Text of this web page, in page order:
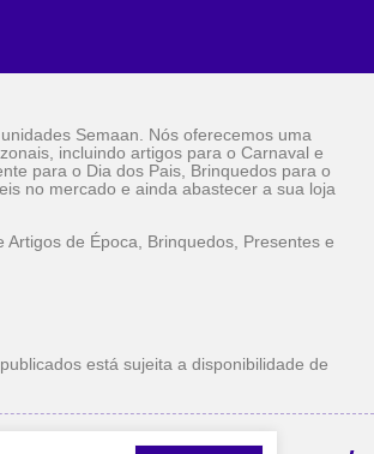
Semaan. Nós oferecemos uma
incluindo artigos para o Carnaval e
para o Dia dos Pais, Brinquedos para o
no mercado e ainda abastecer a sua loja
de Época, Brinquedos, Presentes e
está sujeita a disponibilidade de